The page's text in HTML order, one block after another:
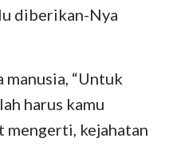
diberikan-Nya
“Untuk
harus kamu
mengerti, kejahatan